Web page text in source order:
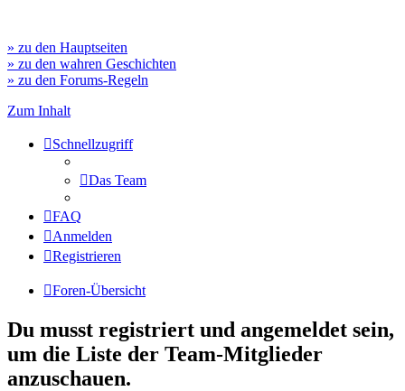
» zu den Hauptseiten
» zu den wahren Geschichten
» zu den Forums-Regeln
Zum Inhalt
Schnellzugriff
Das Team
FAQ
Anmelden
Registrieren
Foren-Übersicht
Du musst registriert und angemeldet sein,
um die Liste der Team-Mitglieder
anzuschauen.